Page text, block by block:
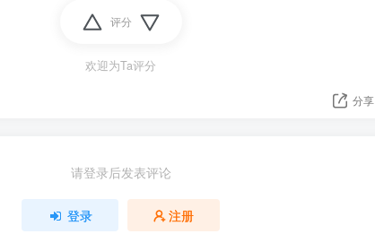
评分
欢迎为Ta评分
分享
请登录后发表评论
登录 注册